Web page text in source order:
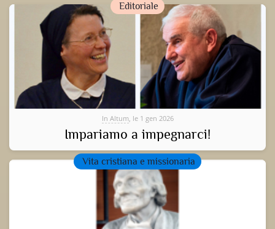
Editoriale
In Altum, le 1 gen 2026
Impariamo a impegnarci!
Vita cristiana e missionaria